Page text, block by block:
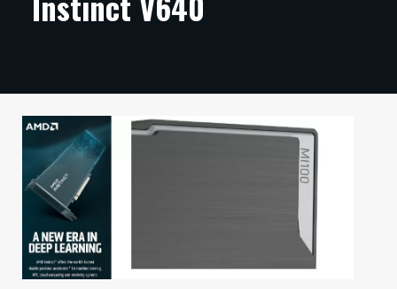
ARTIKKELIT
TECHBBS
TIETOA
HINTA.FI
KAUPPA
VAIHDA TEEMA